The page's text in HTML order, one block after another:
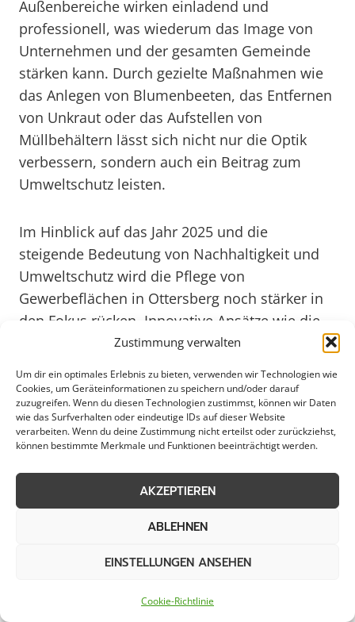
Zustimmung verwalten
Um dir ein optimales Erlebnis zu bieten, verwenden wir Technologien wie
Cookies, um Geräteinformationen zu speichern und/oder darauf
zuzugreifen. Wenn du diesen Technologien zustimmst, können wir Daten
wie das Surfverhalten oder eindeutige IDs auf dieser Website
verarbeiten. Wenn du deine Zustimmung nicht erteilst oder zurückziehst,
können bestimmte Merkmale und Funktionen beeinträchtigt werden.
AKZEPTIEREN
ABLEHNEN
EINSTELLUNGEN ANSEHEN
Cookie-Richtlinie
Außenbereiche wirken einladend und
professionell, was wiederum das Image von
Unternehmen und der gesamten Gemeinde
stärken kann. Durch gezielte Maßnahmen wie
das Anlegen von Blumenbeeten, das Entfernen
von Unkraut oder das Aufstellen von
Müllbehältern lässt sich nicht nur die Optik
verbessern, sondern auch ein Beitrag zum
Umweltschutz leisten.
Im Hinblick auf das Jahr 2025 und die
steigende Bedeutung von Nachhaltigkeit und
Umweltschutz wird die Pflege von
Gewerbeflächen in Ottersberg noch stärker in
den Fokus rücken. Innovative Ansätze wie die
Integration von Bienenschutzmaßnahmen, die
Bewässerung oder die Förderung der
Artenvielfalt können zu einer
zukunftsorientierten Gestaltung von
Gewerbeflächen beitragen. Durch eine
ganzheitliche Betrachtung und die Einbindung
moderner Technologien lässt sich die Pflege
von Gewerbeflächen nicht nur effizienter
weiterentwickeln.